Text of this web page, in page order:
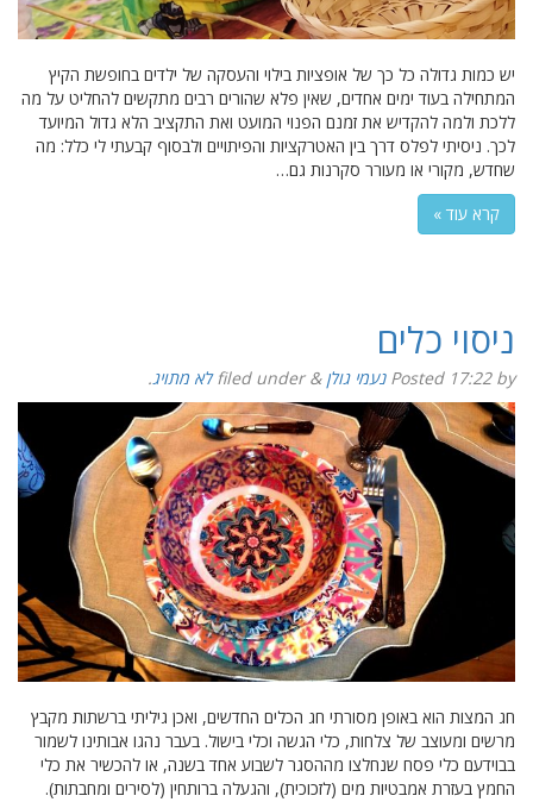
יש כמות גדולה כל כך של אופציות בילוי והעסקה של ילדים בחופשת הקיץ
המתחילה בעוד ימים אחדים, שאין פלא שהורים רבים מתקשים להחליט על מה
ללכת ולמה להקדיש את זמנם הפנוי המועט ואת התקציב הלא גדול המיועד
לכך. ניסיתי לפלס דרך בין האטרקציות והפיתויים ולבסוף קבעתי לי כלל: מה
שחדש, מקורי או מעורר סקרנות גם…
קרא עוד »
ניסוי כלים
Posted 17:22by נעמי גולן &
filed under לא מתויג.
חג המצות הוא באופן מסורתי חג הכלים החדשים, ואכן גיליתי ברשתות מקבץ
מרשים ומעוצב של צלחות, כלי הגשה וכלי בישול. בעבר נהגו אבותינו לשמור
בבוידעם כלי פסח שנחלצו מההסגר לשבוע אחד בשנה, או להכשיר את כלי
החמץ בעזרת אמבטיות מים (לזכוכית), והגעלה ברותחין (לסירים ומחבתות).